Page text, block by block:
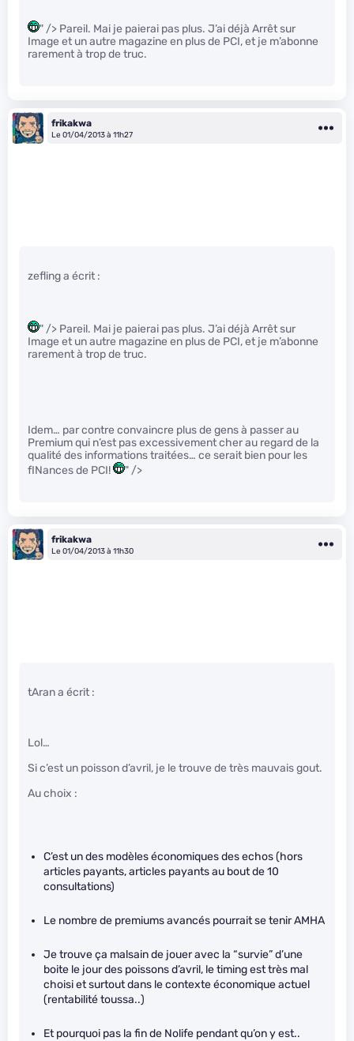
" /> Pareil. Mai je paierai pas plus. J’ai déjà Arrêt sur
Image et un autre magazine en plus de PCI, et je m’abonne
rarement à trop de truc.
frikakwa
Le 01/04/2013 à 11h27
zefling a écrit :
" /> Pareil. Mai je paierai pas plus. J’ai déjà Arrêt sur
Image et un autre magazine en plus de PCI, et je m’abonne
rarement à trop de truc.
Idem… par contre convaincre plus de gens à passer au
Premium qui n’est pas excessivement cher au regard de la
qualité des informations traitées… ce serait bien pour les
fINances de PCI!
" />
frikakwa
Le 01/04/2013 à 11h30
tAran a écrit :
Lol…
Si c’est un poisson d’avril, je le trouve de très mauvais gout.
Au choix :
C’est un des modèles économiques des echos (hors
articles payants, articles payants au bout de 10
consultations)
Le nombre de premiums avancés pourrait se tenir AMHA
Je trouve ça malsain de jouer avec la “survie” d’une
boite le jour des poissons d’avril, le timing est très mal
choisi et surtout dans le contexte économique actuel
(rentabilité toussa..)
Et pourquoi pas la fin de Nolife pendant qu’on y est..